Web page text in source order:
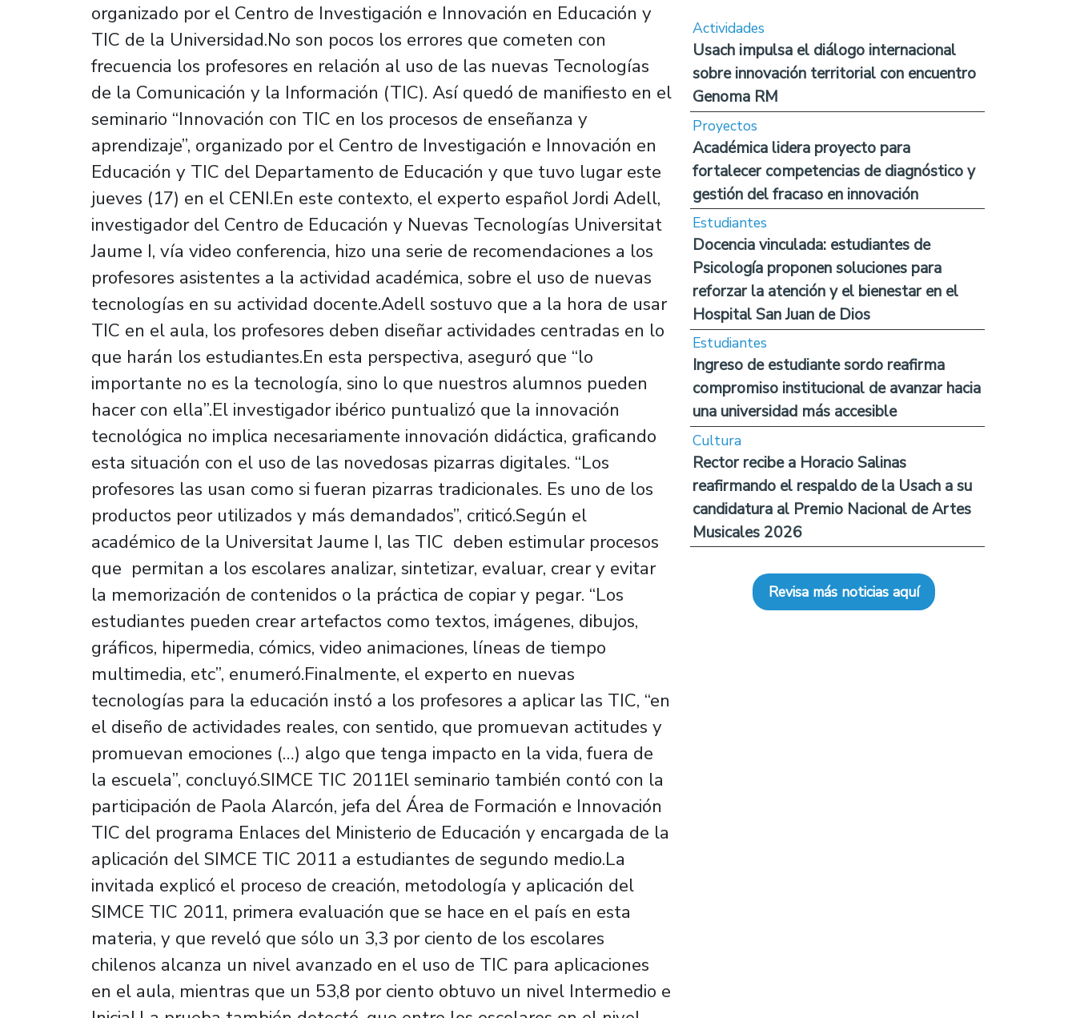
organizado por el Centro de Investigación e Innovación en Educación y
TIC de la Universidad.No son pocos los errores que cometen con
frecuencia los profesores en relación al uso de las nuevas Tecnologías
de la Comunicación y la Información (TIC). Así quedó de manifiesto en el
seminario “Innovación con TIC en los procesos de enseñanza y
aprendizaje”, organizado por el Centro de Investigación e Innovación en
Educación y TIC del Departamento de Educación y que tuvo lugar este
jueves (17) en el CENI.En este contexto, el experto español Jordi Adell,
investigador del Centro de Educación y Nuevas Tecnologías Universitat
Jaume I, vía video conferencia, hizo una serie de recomendaciones a los
profesores asistentes a la actividad académica, sobre el uso de nuevas
tecnologías en su actividad docente.Adell sostuvo que a la hora de usar
TIC en el aula, los profesores deben diseñar actividades centradas en lo
que harán los estudiantes.En esta perspectiva, aseguró que “lo
importante no es la tecnología, sino lo que nuestros alumnos pueden
hacer con ella”.El investigador ibérico puntualizó que la innovación
tecnológica no implica necesariamente innovación didáctica, graficando
esta situación con el uso de las novedosas pizarras digitales. “Los
profesores las usan como si fueran pizarras tradicionales. Es uno de los
productos peor utilizados y más demandados”, criticó.Según el
académico de la Universitat Jaume I, las TIC deben estimular procesos
que permitan a los escolares analizar, sintetizar, evaluar, crear y evitar
la memorización de contenidos o la práctica de copiar y pegar. “Los
estudiantes pueden crear artefactos como textos, imágenes, dibujos,
gráficos, hipermedia, cómics, video animaciones, líneas de tiempo
multimedia, etc”, enumeró.Finalmente, el experto en nuevas
tecnologías para la educación instó a los profesores a aplicar las TIC, “en
el diseño de actividades reales, con sentido, que promuevan actitudes y
promuevan emociones (…) algo que tenga impacto en la vida, fuera de
la escuela”, concluyó.SIMCE TIC 2011El seminario también contó con la
participación de Paola Alarcón, jefa del Área de Formación e Innovación
TIC del programa Enlaces del Ministerio de Educación y encargada de la
aplicación del SIMCE TIC 2011 a estudiantes de segundo medio.La
invitada explicó el proceso de creación, metodología y aplicación del
SIMCE TIC 2011, primera evaluación que se hace en el país en esta
materia, y que reveló que sólo un 3,3 por ciento de los escolares
chilenos alcanza un nivel avanzado en el uso de TIC para aplicaciones
en el aula, mientras que un 53,8 por ciento obtuvo un nivel Intermedio e
Actividades
Usach impulsa el diálogo internacional
sobre innovación territorial con encuentro
Genoma RM
Proyectos
Académica lidera proyecto para
fortalecer competencias de diagnóstico y
gestión del fracaso en innovación
Estudiantes
Docencia vinculada: estudiantes de
Psicología proponen soluciones para
reforzar la atención y el bienestar en el
Hospital San Juan de Dios
Estudiantes
Ingreso de estudiante sordo reafirma
compromiso institucional de avanzar hacia
una universidad más accesible
Cultura
Rector recibe a Horacio Salinas
reafirmando el respaldo de la Usach a su
candidatura al Premio Nacional de Artes
Musicales 2026
Revisa más noticias aquí